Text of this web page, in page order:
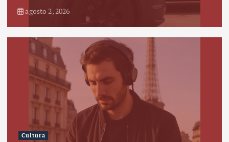
agosto 2, 2026
Cultura